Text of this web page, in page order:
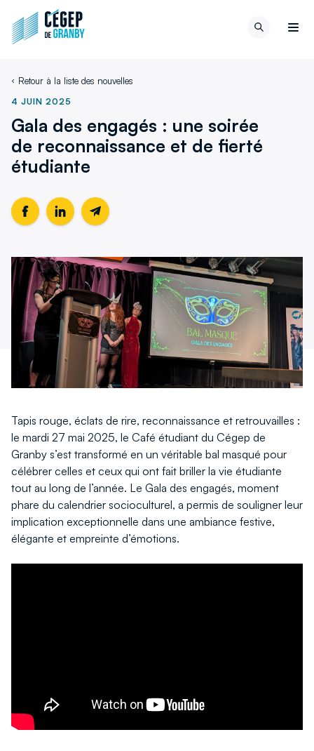
Aller au contenu
d'accueil
Retour à la liste des nouvelles
Gala des engagés : une soirée
de reconnaissance et de fierté
étudiante
4 JUIN 2025
Partager
sur
Facebook
Ce
dans
une
nouvelle
fenêtre
Partager
sur
LinkedIn
Ce
dans
une
nouvelle
fenêtre
Partager
par
email
Tapis rouge, éclats de rire, reconnaissance et retrouvailles :
le mardi 27 mai 2025, le Café étudiant du Cégep de
Granby s’est transformé en un véritable bal masqué pour
célébrer celles et ceux qui ont fait briller la vie étudiante
tout au long de l’année. Le Gala des engagés, moment
phare du calendrier socioculturel, a permis de souligner leur
implication exceptionnelle dans une ambiance festive,
élégante et empreinte d’émotions.